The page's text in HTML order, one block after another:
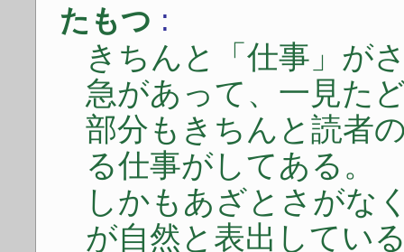
たもつ :
きちんと「仕事」が
急があって、一見た
部分もきちんと読者
る仕事がしてある。
しかもあざとさがな
が自然と表出してい